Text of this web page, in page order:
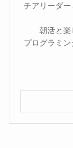
チアリーダ
朝活と楽
プログラミ